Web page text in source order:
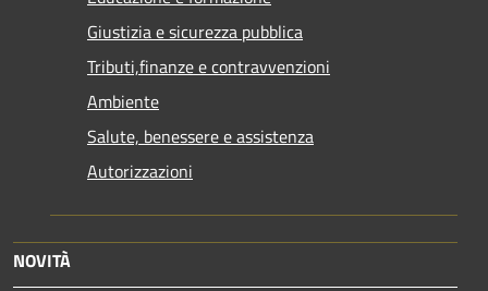
Giustizia e sicurezza pubblica
Tributi,finanze e contravvenzioni
Ambiente
Salute, benessere e assistenza
Autorizzazioni
NOVITÀ